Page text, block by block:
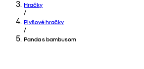
Hračky
/
Plyšové hračky
/
Panda s bambusom